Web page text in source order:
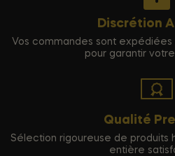
Discrétion
Vos commandes sont
pour garantir
Qualité
Sélection rigoureuse de produits
entière